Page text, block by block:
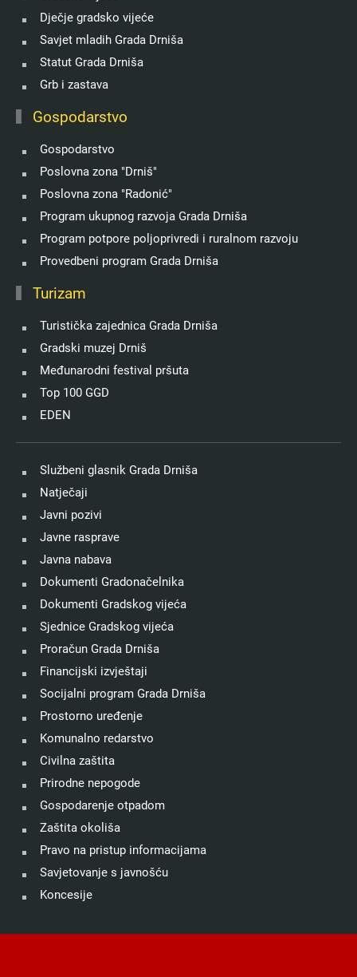
Dječje gradsko vijeće
Savjet mladih Grada Drniša
Statut Grada Drniša
Grb i zastava
Gospodarstvo
Gospodarstvo
Poslovna zona "Drniš"
Poslovna zona "Radonić"
Program ukupnog razvoja Grada Drniša
Program potpore poljoprivredi i ruralnom razvoju
Provedbeni program Grada Drniša
Turizam
Turistička zajednica Grada Drniša
Gradski muzej Drniš
Međunarodni festival pršuta
Top 100 GGD
EDEN
Službeni glasnik Grada Drniša
Natječaji
Javni pozivi
Javne rasprave
Javna nabava
Dokumenti Gradonačelnika
Dokumenti Gradskog vijeća
Sjednice Gradskog vijeća
Proračun Grada Drniša
Financijski izvještaji
Socijalni program Grada Drniša
Prostorno uređenje
Komunalno redarstvo
Civilna zaštita
Prirodne nepogode
Gospodarenje otpadom
Zaštita okoliša
Pravo na pristup informacijama
Savjetovanje s javnošću
Koncesije